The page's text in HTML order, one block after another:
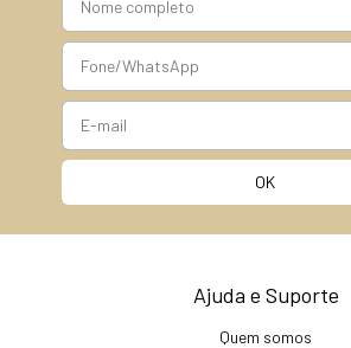
Ajuda e Suporte
Quem somos